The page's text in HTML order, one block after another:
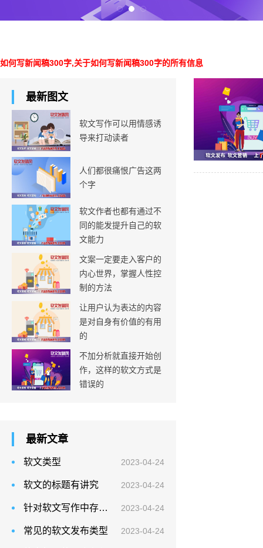
如何写新闻稿300字,关于如何写新闻稿300字的所有信息
最新图文
软文写作可以用情感诱
导来打动读者
人们都很痛恨广告这两
个字
软文作者也都有通过不
同的能发提升自己的软
文能力
文案一定要走入客户的
内心世界，掌握人性控
制的方法
让用户认为表达的内容
是对自身有价值的有用
的
不加分析就直接开始创
作，这样的软文方式是
错误的
最新文章
软文类型 2023-04-24
软文的标题有讲究 2023-04-24
针对软文写作中存在的问题，可从以下几个方面注意应对 2023-04-24
常见的软文发布类型 2023-04-24